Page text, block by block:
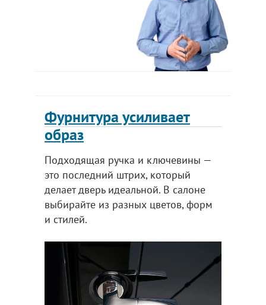
Фурнитура усиливает
образ
Подходящая ручка и ключевины —
это последний штрих, который
делает дверь идеальной. В салоне
выбирайте из разных цветов, форм
и стилей.